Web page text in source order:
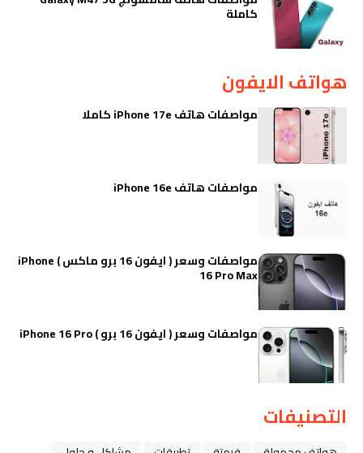
كاملة
هواتف الايفون
مواصفات هاتف iPhone 17e كاملا
مواصفات هاتف iPhone 16e
مواصفات وسعر ( ايفون 16 برو ماكس ) iPhone
16 Pro Max
مواصفات وسعر ( ايفون 16 برو ) iPhone 16 Pro
التصنيفات